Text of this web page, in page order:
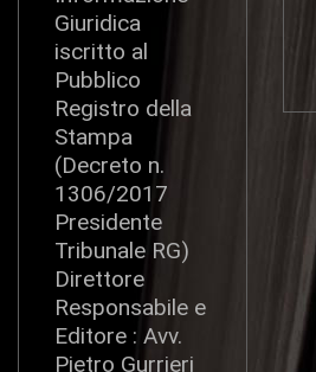
Giuridica
iscritto al
Pubblico
Registro della
Stampa
(Decreto n.
1306/2017
Presidente
Tribunale RG)
Direttore
Responsabile e
Editore : Avv.
Pietro Gurrieri